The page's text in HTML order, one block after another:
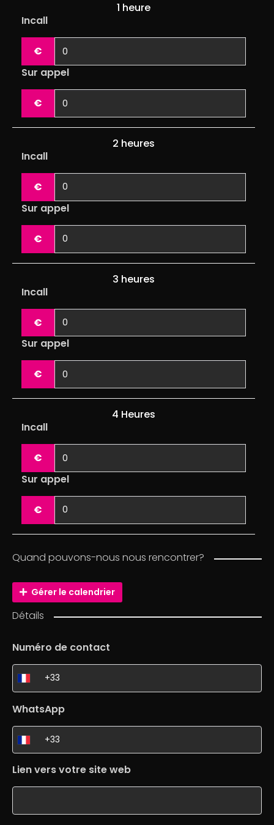
1 heure
Incall
€
Sur appel
€
2 heures
Incall
€
Sur appel
€
3 heures
Incall
€
Sur appel
€
4 Heures
Incall
€
Sur appel
€
Quand pouvons-nous nous rencontrer?
Gérer le calendrier
Détails
Numéro de contact
WhatsApp
Lien vers votre site web